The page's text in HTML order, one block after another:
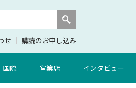
せ 購読のお申し込み
国際 営業店 インタビュー